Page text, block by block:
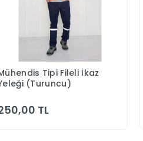
Sepete Ekle
Tipi Fileli İkaz
(Turuncu)
TL